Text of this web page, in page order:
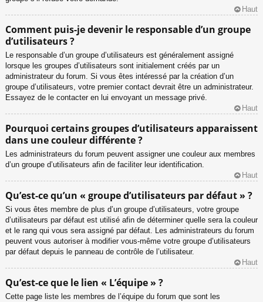
Haut
Comment puis-je devenir le responsable d’un groupe
d’utilisateurs ?
Le responsable d’un groupe d’utilisateurs est généralement assigné
lorsque les groupes d’utilisateurs sont initialement créés par un
administrateur du forum. Si vous êtes intéressé par la création d’un
groupe d’utilisateurs, votre premier contact devrait être un administrateur.
Essayez de le contacter en lui envoyant un message privé.
Haut
Pourquoi certains groupes d’utilisateurs apparaissent
dans une couleur différente ?
Les administrateurs du forum peuvent assigner une couleur aux membres
d’un groupe d’utilisateurs afin de faciliter leur identification.
Haut
Qu’est-ce qu’un « groupe d’utilisateurs par défaut » ?
Si vous êtes membre de plus d’un groupe d’utilisateurs, votre groupe
d’utilisateurs par défaut est utilisé afin de déterminer quelle sera la couleur
et le rang qui vous sera assigné par défaut. Les administrateurs du forum
peuvent vous autoriser à modifier vous-même votre groupe d’utilisateurs
par défaut depuis le panneau de contrôle de l’utilisateur.
Haut
Qu’est-ce que le lien « L’équipe » ?
Cette page liste les membres de l’équipe du forum que sont les